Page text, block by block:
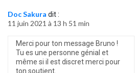
Doc Sakura dit :
11 juin 2021 à 13 h 51 min
Merci pour ton message Bruno !
Tu es une personne génial et
même si il est discret merci pour
ton soutient.